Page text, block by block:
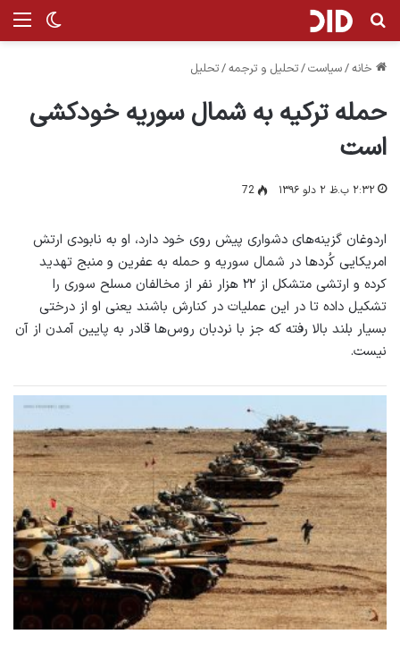
تغییر جستجو برای
خانه/سیاست/تحلیل و ترجمه/تحلیل
حمله ترکیه به شمال سوریه خودکشی
است
۲:۳۲ ب.ظ ۲ دلو ۱۳۹۶ 72
اردوغان گزینه‌های دشواری پیش روی خود دارد، او به نابودی ارتش
امریکایی کُردها در شمال سوریه و حمله به عفرین و منبج تهدید
کرده و ارتشی متشکل از ۲۲ هزار نفر از مخالفان مسلح سوری را
تشکیل داده تا در این عملیات در کنارش باشند یعنی او از درختی
بسیار بلند بالا رفته که جز با نردبان روس‌ها قادر به پایین آمدن از آن
نیست.